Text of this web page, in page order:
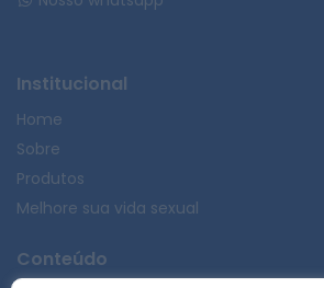
Institucional
Home
Sobre
Produtos
Melhore sua vida sexual
Conteúdo